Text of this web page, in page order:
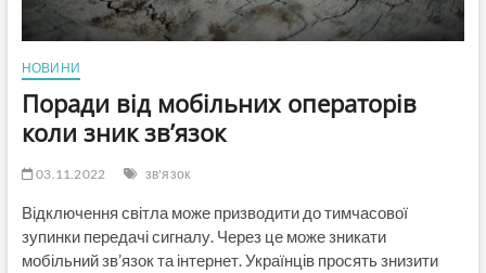
НОВИНИ
Поради від мобільних операторів
коли зник зв’язок
03.11.2022 зв'язок
Відключення світла може призводити до тимчасової
зупинки передачі сигналу. Через це може зникати
мобільний зв’язок та інтернет. Українців просять знизити